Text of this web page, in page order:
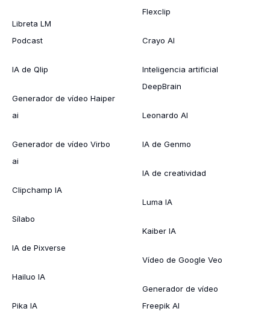
Libreta LM
Podcast
IA de Qlip
Generador de vídeo Haiper
ai
Generador de vídeo Virbo
ai
Clipchamp IA
Sílabo
IA de Pixverse
Hailuo IA
Pika IA
Flexclip
Crayo AI
Inteligencia artificial
DeepBrain
Leonardo AI
IA de Genmo
IA de creatividad
Luma IA
Kaiber IA
Vídeo de Google Veo
Generador de vídeo
Freepik AI